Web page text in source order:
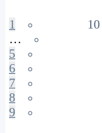
1
…
5
6
7
8
9
» یک شنبه 10